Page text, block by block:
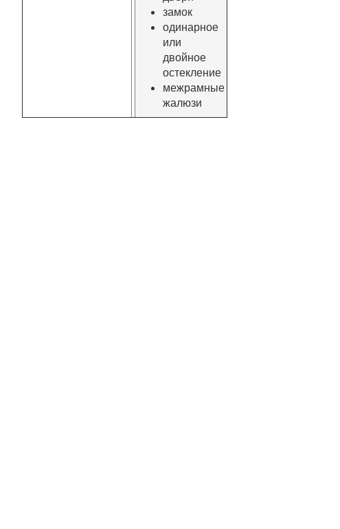
замок
одинарное
или
двойное
остекление
межрамные
жалюзи